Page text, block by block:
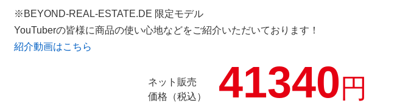
※BEYOND-REAL-ESTATE.DE 限定モデル
YouTuberの皆様に商品の使い心地などをご紹介いただいております！
紹介動画はこちら
ネット販売
価格（税込）
41340円